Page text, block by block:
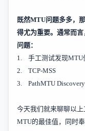
既然MTU问题多多，
得尤为重要。通常而
问题：
1.
手工测试发现MTU
2.
TCP-MSS
3.
PathMTU Discovery
今天我们就来聊聊以
MTU的最佳值，同时